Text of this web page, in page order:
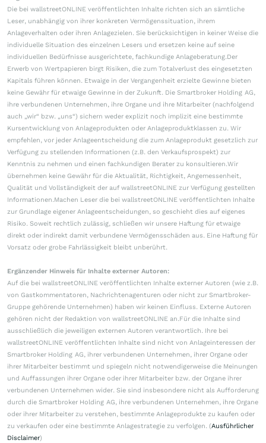
Die bei wallstreetONLINE veröffentlichten Inhalte richten sich an sämtliche
Leser, unabhängig von ihrer konkreten Vermögenssituation, ihrem
Anlageverhalten oder ihren Anlagezielen. Sie berücksichtigen in keiner Weise die
individuelle Situation des einzelnen Lesers und ersetzen keine auf seine
individuellen Bedürfnisse ausgerichtete, fachkundige Anlageberatung.Der
Erwerb von Wertpapieren birgt Risiken, die zum Totalverlust des eingesetzten
Kapitals führen können. Etwaige in der Vergangenheit erzielte Gewinne bieten
keine Gewähr für etwaige Gewinne in der Zukunft. Die Smartbroker Holding AG,
ihre verbundenen Unternehmen, ihre Organe und ihre Mitarbeiter (nachfolgend
auch „wir“ bzw. „uns“) sichern weder explizit noch implizit eine bestimmte
Kursentwicklung von Anlageprodukten oder Anlageproduktklassen zu. Wir
empfehlen, vor jeder Anlageentscheidung die zum Anlageprodukt gesetzlich zur
Verfügung zu stellenden Informationen (z.B. den Verkaufsprospekt) zur
Kenntnis zu nehmen und einen fachkundigen Berater zu konsultieren.Wir
übernehmen keine Gewähr für die Aktualität, Richtigkeit, Angemessenheit,
Qualität und Vollständigkeit der auf wallstreetONLINE zur Verfügung gestellten
Informationen.Machen Leser die bei wallstreetONLINE veröffentlichten Inhalte
zur Grundlage eigener Anlageentscheidungen, so geschieht dies auf eigenes
Risiko. Soweit rechtlich zulässig, schließen wir unsere Haftung für etwaige
direkt oder indirekt damit verbundene Vermögensschäden aus. Eine Haftung für
Vorsatz oder grobe Fahrlässigkeit bleibt unberührt.
Ergänzender Hinweis für Inhalte externer Autoren:
Auf die bei wallstreetONLINE veröffentlichten Inhalte externer Autoren (wie z.B.
von Gastkommentatoren, Nachrichtenagenturen oder nicht zur Smartbroker-
Gruppe gehörende Unternehmen) haben wir keinen Einfluss. Externe Autoren
gehören nicht der Redaktion von wallstreetONLINE an.Für die Inhalte sind
ausschließlich die jeweiligen externen Autoren verantwortlich. Ihre bei
wallstreetONLINE veröffentlichten Inhalte sind nicht von Anlageinteressen der
Smartbroker Holding AG, ihrer verbundenen Unternehmen, ihrer Organe oder
ihrer Mitarbeiter bestimmt und spiegeln nicht notwendigerweise die Meinungen
und Auffassungen ihrer Organe oder ihrer Mitarbeiter bzw. der Organe ihrer
verbundenen Unternehmen wider. Sie sind insbesondere nicht als Aufforderung
durch die Smartbroker Holding AG, ihre verbundenen Unternehmen, ihre Organe
oder ihrer Mitarbeiter zu verstehen, bestimmte Anlageprodukte zu kaufen oder
zu verkaufen oder eine bestimmte Anlagestrategie zu verfolgen. (Ausführlicher
Disclaimer)